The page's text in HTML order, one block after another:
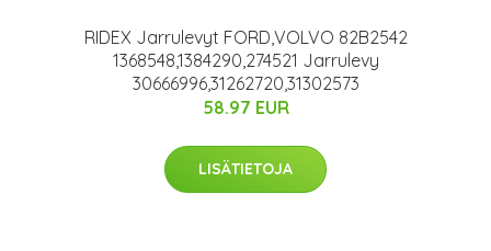
RIDEX Jarrulevyt FORD,VOLVO 82B2542
1368548,1384290,274521 Jarrulevy
30666996,31262720,31302573
58.97 EUR
LISÄTIETOJA